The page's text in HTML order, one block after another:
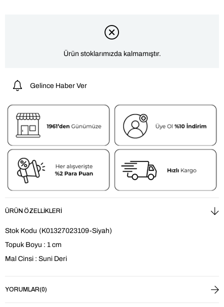
Ürün stoklarımızda kalmamıştır.
Gelince Haber Ver
ÜRÜN ÖZELLIKLERI
Stok Kodu (K01327023109-Siyah)
Topuk Boyu : 1 cm
Mal Cinsi : Suni Deri
YORUMLAR(0)